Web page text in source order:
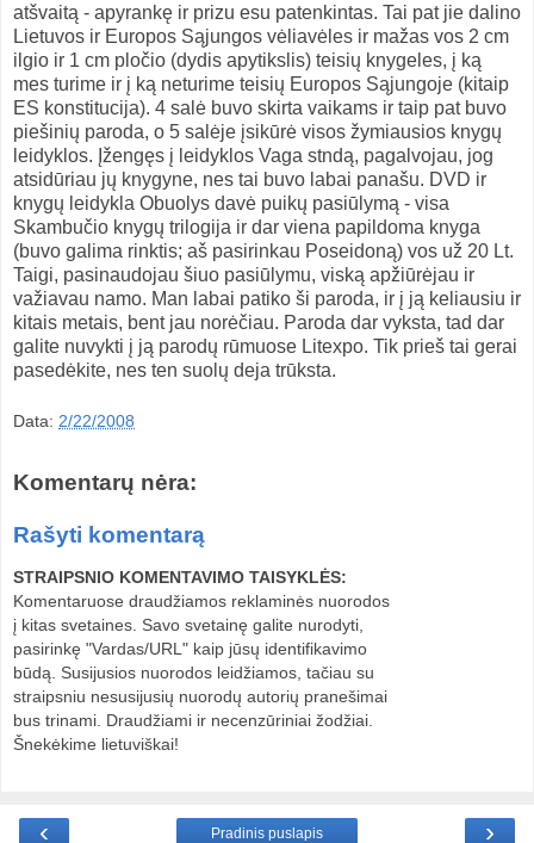
atšvaitą - apyrankę ir prizu esu patenkintas. Tai pat jie dalino
Lietuvos ir Europos Sąjungos vėliavėles ir mažas vos 2 cm
ilgio ir 1 cm pločio (dydis apytikslis) teisių knygeles, į ką
mes turime ir į ką neturime teisių Europos Sąjungoje (kitaip
ES konstitucija). 4 salė buvo skirta vaikams ir taip pat buvo
piešinių paroda, o 5 salėje įsikūrė visos žymiausios knygų
leidyklos. Įžengęs į leidyklos Vaga stndą, pagalvojau, jog
atsidūriau jų knygyne, nes tai buvo labai panašu. DVD ir
knygų leidykla Obuolys davė puikų pasiūlymą - visa
Skambučio knygų trilogija ir dar viena papildoma knyga
(buvo galima rinktis; aš pasirinkau Poseidoną) vos už 20 Lt.
Taigi, pasinaudojau šiuo pasiūlymu, viską apžiūrėjau ir
važiavau namo. Man labai patiko ši paroda, ir į ją keliausiu ir
kitais metais, bent jau norėčiau. Paroda dar vyksta, tad dar
galite nuvykti į ją parodų rūmuose Litexpo. Tik prieš tai gerai
pasedėkite, nes ten suolų deja trūksta.
Data: 2/22/2008
Komentarų nėra:
Rašyti komentarą
STRAIPSNIO KOMENTAVIMO TAISYKLĖS:
Komentaruose draudžiamos reklaminės nuorodos
į kitas svetaines. Savo svetainę galite nurodyti,
pasirinkę "Vardas/URL" kaip jūsų identifikavimo
būdą. Susijusios nuorodos leidžiamos, tačiau su
straipsniu nesusijusių nuorodų autorių pranešimai
bus trinami. Draudžiami ir necenzūriniai žodžiai.
Šnekėkime lietuviškai!
‹ ›
Pradinis puslapis